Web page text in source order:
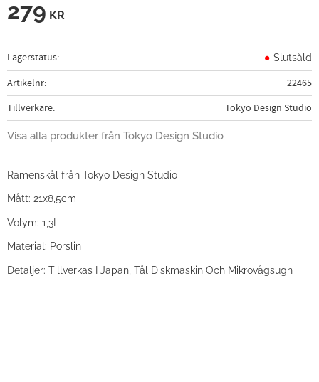
279 KR
Lagerstatus Slutsåld
Artikelnr
22465
Tillverkare
Tokyo Design Studio
Visa alla produkter från Tokyo Design Studio
Ramenskål från Tokyo Design Studio
Mått: 21x8,5cm
Volym: 1,3L
Material: Porslin
Detaljer: Tillverkas I Japan, Tål Diskmaskin Och Mikrovågsugn